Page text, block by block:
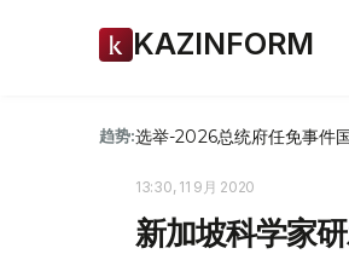
KAZINFORM
趋势:选举-2026总统府任免事件
13:30, 11 9月 2020
新加坡科学家